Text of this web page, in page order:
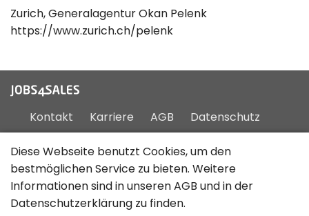
Zurich, Generalagentur Okan Pelenk
https://www.zurich.ch/pelenk
Kontakt Karriere AGB
Datenschutz
Impressum
Sitemap
Deutsch
Diese Webseite benutzt Cookies, um den
bestmöglichen Service zu bieten. Weitere
Informationen sind in unserenAGB und in der
Datenschutzerklärung zu finden.